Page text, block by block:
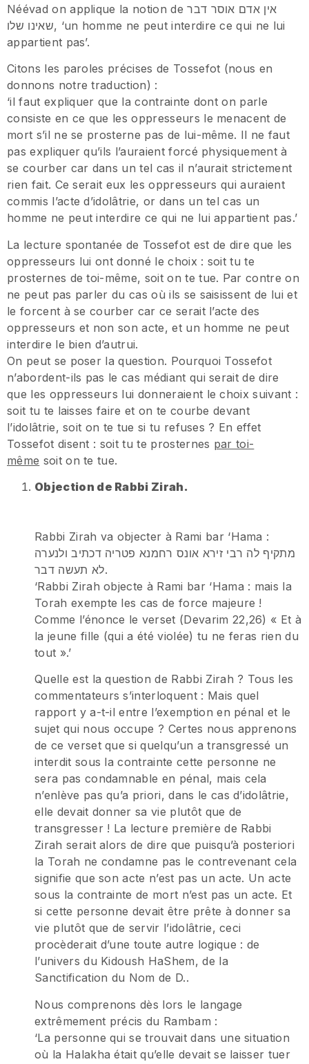
Néévad on applique la notion de אין אדם אוסר דבר
שאינו שלו, ‘un homme ne peut interdire ce qui ne lui
appartient pas’.
Citons les paroles précises de Tossefot (nous en
donnons notre traduction) :
‘il faut expliquer que la contrainte dont on parle
consiste en ce que les oppresseurs le menacent de
mort s’il ne se prosterne pas de lui-même. Il ne faut
pas expliquer qu’ils l’auraient forcé physiquement à
se courber car dans un tel cas il n’aurait strictement
rien fait. Ce serait eux les oppresseurs qui auraient
commis l’acte d’idolâtrie, or dans un tel cas un
homme ne peut interdire ce qui ne lui appartient pas.’
La lecture spontanée de Tossefot est de dire que les
oppresseurs lui ont donné le choix : soit tu te
prosternes de toi-même, soit on te tue. Par contre on
ne peut pas parler du cas où ils se saisissent de lui et
le forcent à se courber car ce serait l’acte des
oppresseurs et non son acte, et un homme ne peut
interdire le bien d’autrui.
On peut se poser la question. Pourquoi Tossefot
n’abordent-ils pas le cas médiant qui serait de dire
que les oppresseurs lui donneraient le choix suivant :
soit tu te laisses faire et on te courbe devant
l’idolâtrie, soit on te tue si tu refuses ? En effet
Tossefot disent : soit tu te prosternes par toi-
même soit on te tue.
Objection de Rabbi Zirah.
Rabbi Zirah va objecter à Rami bar ‘Hama :
מתקיף לה רבי זירא אונס רחמנא פטריה דכתיב ולנערה
לא תעשה דבר.
‘Rabbi Zirah objecte à Rami bar ‘Hama : mais la
Torah exempte les cas de force majeure !
Comme l’énonce le verset (Devarim 22,26) « Et à
la jeune fille (qui a été violée) tu ne feras rien du
tout ».’
Quelle est la question de Rabbi Zirah ? Tous les
commentateurs s’interloquent : Mais quel
rapport y a-t-il entre l’exemption en pénal et le
sujet qui nous occupe ? Certes nous apprenons
de ce verset que si quelqu’un a transgressé un
interdit sous la contrainte cette personne ne
sera pas condamnable en pénal, mais cela
n’enlève pas qu’a priori, dans le cas d’idolâtrie,
elle devait donner sa vie plutôt que de
transgresser ! La lecture première de Rabbi
Zirah serait alors de dire que puisqu’à posteriori
la Torah ne condamne pas le contrevenant cela
signifie que son acte n’est pas un acte. Un acte
sous la contrainte de mort n’est pas un acte. Et
si cette personne devait être prête à donner sa
vie plutôt que de servir l’idolâtrie, ceci
procèderait d’une toute autre logique : de
l’univers du Kidoush HaShem, de la
Sanctification du Nom de D..
Nous comprenons dès lors le langage
extrêmement précis du Rambam :
‘La personne qui se trouvait dans une situation
où la Halakha était qu’elle devait se laisser tuer